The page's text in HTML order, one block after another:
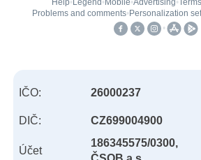
IČO: 26000237
DIČ: CZ699004900
Účet
186345575/0300,